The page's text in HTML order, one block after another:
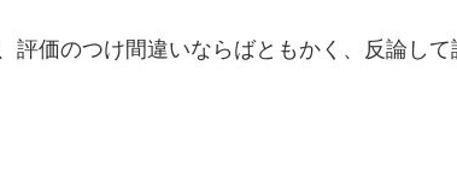
評価のつけ間違いならばともかく、反論し